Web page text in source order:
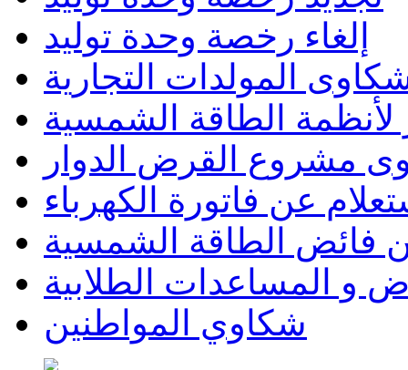
إلغاء رخصة وحدة توليد
المولدات التجارية
الطاقة الشمسية
مشروع القرض الدوار
عن فاتورة الكهرباء
فائض الطاقة الشمسية
و المساعدات الطلابية
شكاوي المواطنين